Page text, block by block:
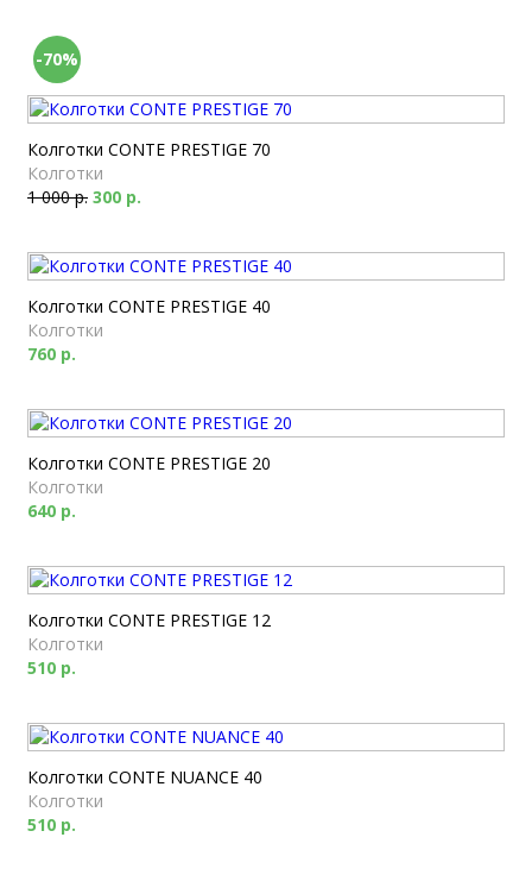
-70%
Колготки CONTE PRESTIGE 70
Колготки
1 000 р. 300 р.
Колготки CONTE PRESTIGE 40
Колготки
760 р.
Колготки CONTE PRESTIGE 20
Колготки
640 р.
Колготки CONTE PRESTIGE 12
Колготки
510 р.
Колготки CONTE NUANCE 40
Колготки
510 р.